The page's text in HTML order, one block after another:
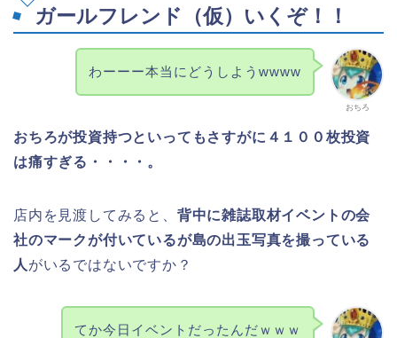
ガールフレンド（仮）いくぞ！！
おちろ
わーーー本当にどうしようwwww
おちろが投資持つといってもさすがに４１００枚投資
は痛すぎる・・・・。
店内を見渡してみると、 背中に雑誌取材イベントの会
社のマークが付いているが島の出玉写真を撮っている
人 がいるではないですか？
てか今日イベントだったんだｗｗｗ